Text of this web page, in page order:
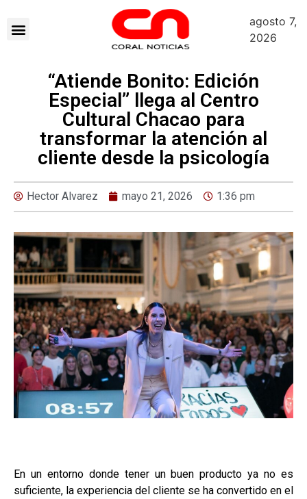
agosto 7,
2026
“Atiende Bonito: Edición
Especial” llega al Centro
Cultural Chacao para
transformar la atención al
cliente desde la psicología
Hector Alvarez mayo 21, 2026 1:36 pm
En un entorno donde tener un buen producto ya no es
suficiente, la experiencia del cliente se ha convertido en el